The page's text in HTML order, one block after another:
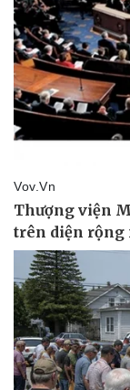
Kinh tế
Bất động sản
Khởi nghiệp